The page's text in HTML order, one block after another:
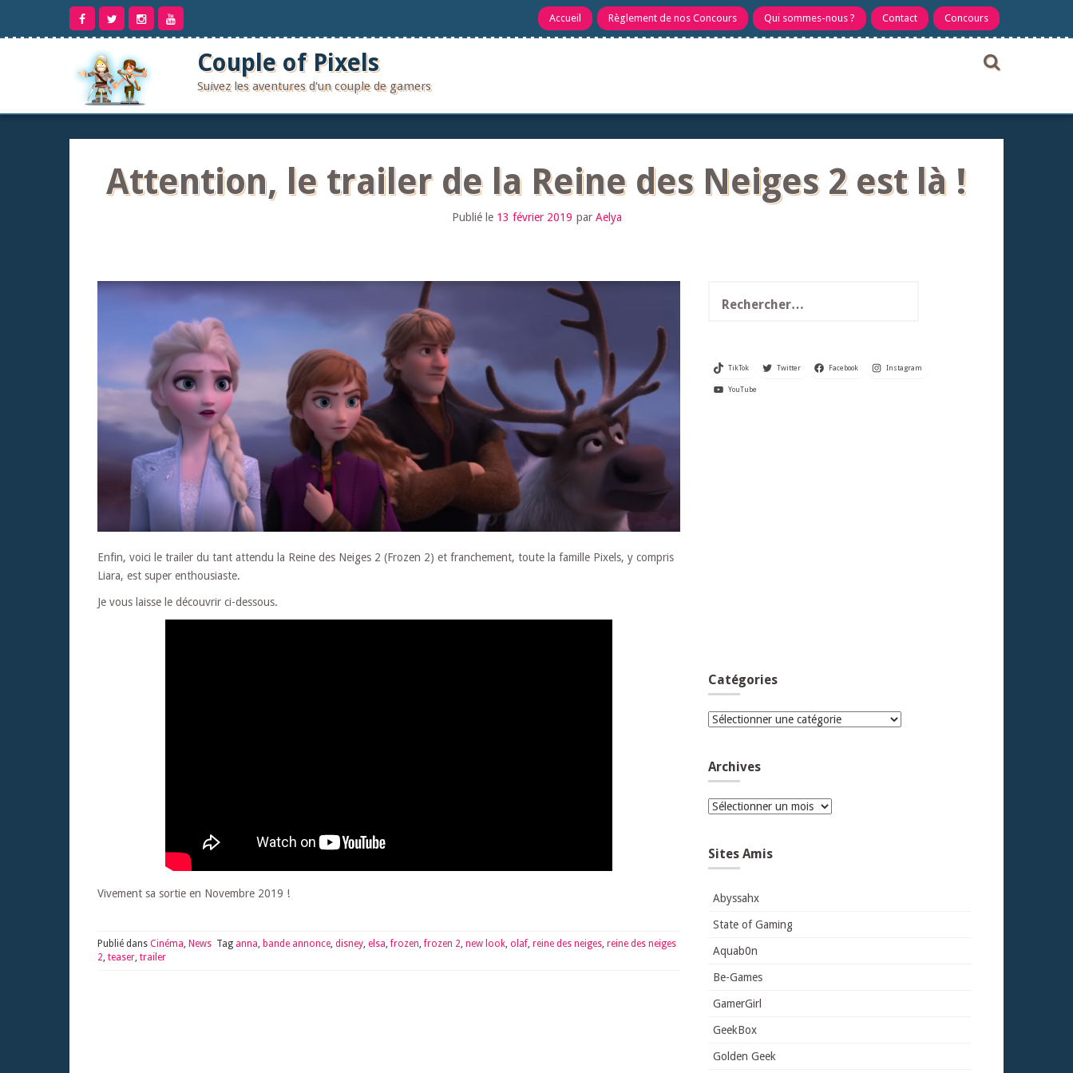
contenu
Accueil Règlement de nos Concours Qui sommes-nous ? Contact Concours
Couple of Pixels
Suivez les aventures d'un couple de gamers
Attention, le trailer de la Reine des Neiges 2 est là !
Publié le 13 février 2019 par Aelya
Enfin, voici le trailer du tant attendu la Reine des Neiges 2 (Frozen 2) et franchement, toute la famille Pixels, y compris
Liara, est super enthousiaste.
Je vous laisse le découvrir ci-dessous.
Vivement sa sortie en Novembre 2019 !
Publié dans Cinéma News Tag anna bande annonce disney elsa ,frozen ,frozen 2 new look olaf reine des neiges reine des neiges
2 teaser trailer
TikTok Twitter Facebook Instagram
YouTube
Catégories
Catégories
Archives
Archives
Sites Amis
Abyssahx
State of Gaming
Aquab0n
Be-Games
GamerGirl
GeekBox
Golden Geek